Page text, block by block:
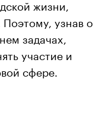
жизни,
узнав о
задачах,
участие и
сфере.